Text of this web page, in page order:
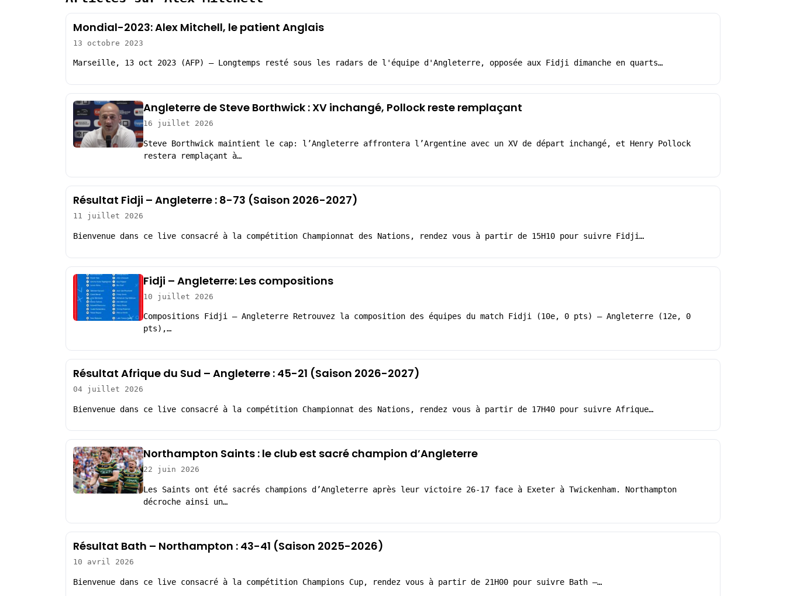
Mondial-2023: Alex Mitchell, le patient Anglais
13 octobre 2023
Marseille, 13 oct 2023 (AFP) – Longtemps resté sous les radars de l'équipe d'Angleterre, opposée aux Fidji dimanche en quarts…
Angleterre de Steve Borthwick : XV inchangé, Pollock reste remplaçant
16 juillet 2026
Steve Borthwick maintient le cap: l’Angleterre affrontera l’Argentine avec un XV de départ inchangé, et Henry Pollock
restera remplaçant à…
Résultat Fidji – Angleterre : 8-73 (Saison 2026-2027)
11 juillet 2026
Bienvenue dans ce live consacré à la compétition Championnat des Nations, rendez vous à partir de 15H10 pour suivre Fidji…
Fidji – Angleterre: Les compositions
10 juillet 2026
Compositions Fidji – Angleterre Retrouvez la composition des équipes du match Fidji (10e, 0 pts) – Angleterre (12e, 0
pts),…
Résultat Afrique du Sud – Angleterre : 45-21 (Saison 2026-2027)
04 juillet 2026
Bienvenue dans ce live consacré à la compétition Championnat des Nations, rendez vous à partir de 17H40 pour suivre Afrique…
Northampton Saints : le club est sacré champion d’Angleterre
22 juin 2026
Les Saints ont été sacrés champions d’Angleterre après leur victoire 26-17 face à Exeter à Twickenham. Northampton
décroche ainsi un…
Résultat Bath – Northampton : 43-41 (Saison 2025-2026)
10 avril 2026
Bienvenue dans ce live consacré à la compétition Champions Cup, rendez vous à partir de 21H00 pour suivre Bath –…